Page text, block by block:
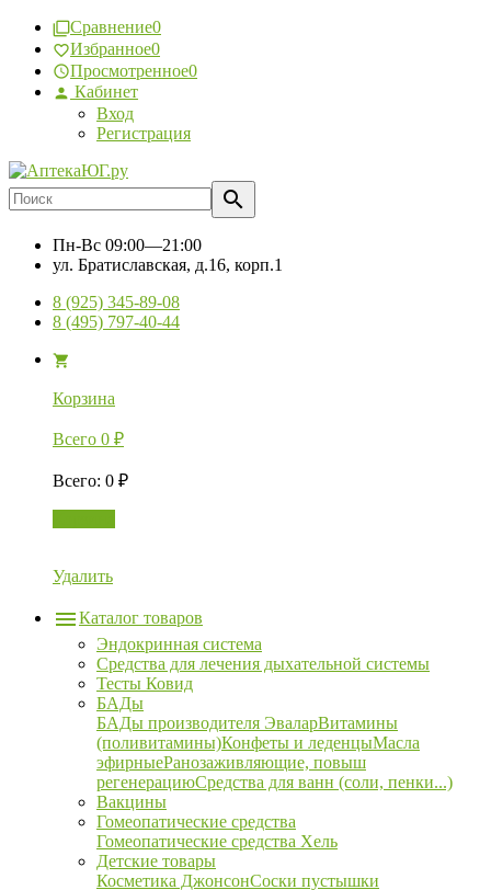
Сравнение0
Избранное0
Просмотренное0
Кабинет
Вход
Регистрация
Пн-Вс 09:00—21:00
ул. Братиславская, д.16, корп.1
8 (925) 345-89-08
8 (495) 797-40-44
Корзина
Всего 0 ₽
Всего: 0 ₽
Удалить
Каталог товаров
Эндокринная система
Средства для лечения дыхательной системы
Тесты Ковид
БАДы
БАДы производителя ЭваларВитамины
(поливитамины)Конфеты и леденцыМасла
эфирныеРанозаживляющие, повыш
регенерациюСредства для ванн (соли, пенки...)
Вакцины
Гомеопатические средства
Гомеопатические средства Хель
Детские товары
Косметика ДжонсонСоски пустышки